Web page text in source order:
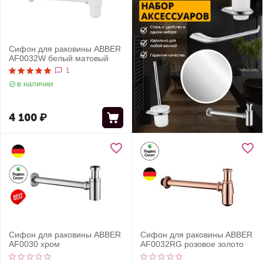
Сифон для раковины ABBER
AF0032W белый матовый
1
в наличии
4 100₽
Сифон для раковины ABBER
AF0030 хром
Сифон для раковины ABBER
AF0032RG розовое золото